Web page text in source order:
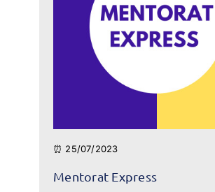
⏰ 25/07/2023
Mentorat Express